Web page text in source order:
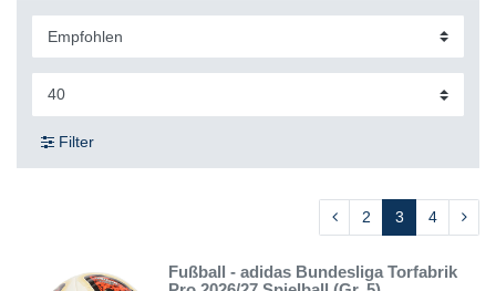
Filter
2 3 4
Fußball - adidas Bundesliga Torfabrik